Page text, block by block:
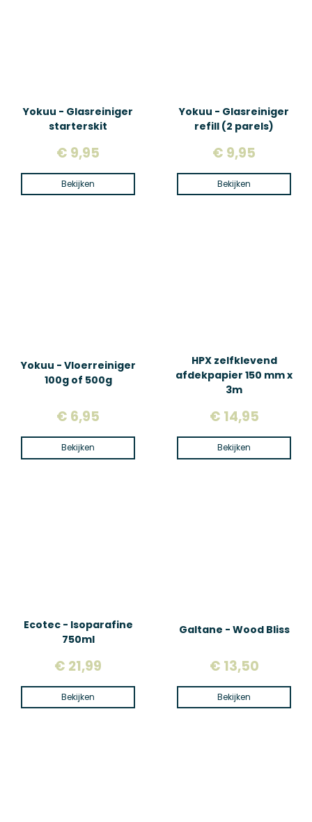
Yokuu - Glasreiniger
starterskit
€ 9,95
Bekijken
Yokuu - Glasreiniger
refill (2 parels)
€ 9,95
Bekijken
Yokuu - Vloerreiniger
100g of 500g
€ 6,95
Bekijken
HPX zelfklevend
afdekpapier 150 mm x
3m
€ 14,95
Bekijken
Ecotec - Isoparafine
750ml
€ 21,99
Bekijken
Galtane - Wood Bliss
€ 13,50
Bekijken